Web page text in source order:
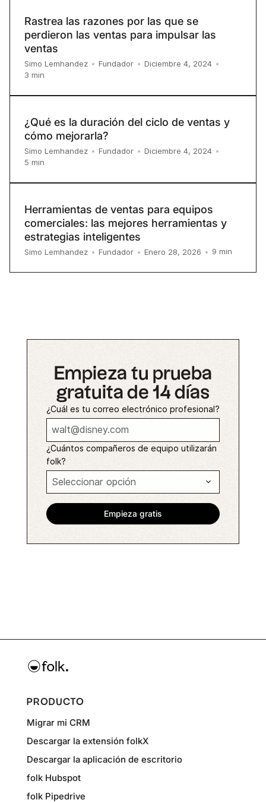
Rastrea las razones por las que se
perdieron las ventas para impulsar las
ventas
Simo Lemhandez • Fundador • Diciembre 4, 2024 •
3 min
¿Qué es la duración del ciclo de ventas y
cómo mejorarla?
Simo Lemhandez • Fundador • Diciembre 4, 2024 •
5 min
Herramientas de ventas para equipos
comerciales: las mejores herramientas y
estrategias inteligentes
Simo Lemhandez • Fundador • Enero 28, 2026 • 9 min
Empieza tu prueba
gratuita de 14 días
¿Cuál es tu correo electrónico profesional?
¿Cuántos compañeros de equipo utilizarán
folk?
PRODUCTO
Migrar mi CRM
Descargar la extensión folkX
Descargar la aplicación de escritorio
folk Hubspot
folk Pipedrive